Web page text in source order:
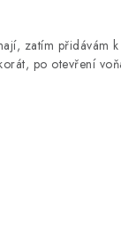
zatím přidávám
po otevření